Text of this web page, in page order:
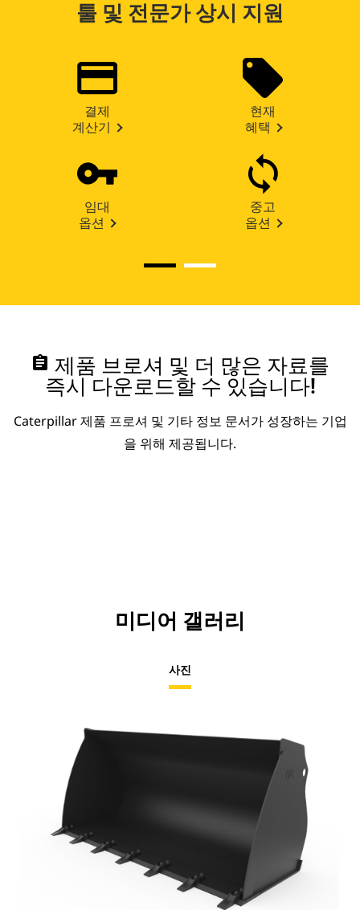
툴 및 전문가 상시 지원
결제
계산기
현재
혜택
임대
옵션
중고
옵션
assignment 제품 브로셔 및 더 많은 자료를
즉시 다운로드할 수 있습니다!
Caterpillar 제품 프로셔 및 기타 정보 문서가 성장하는 기업
을 위해 제공됩니다.
미디어 갤러리
사진